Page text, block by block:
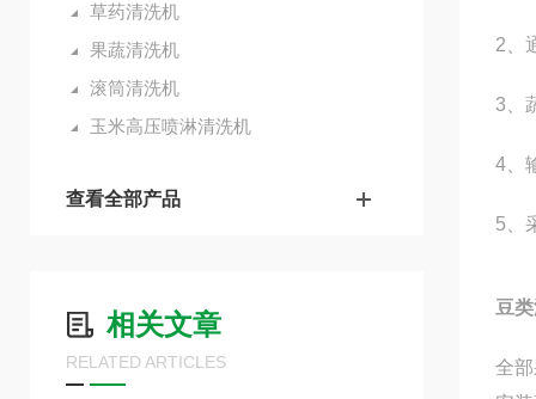
草药清洗机
果蔬清洗机
滚筒清洗机
玉米高压喷淋清洗机
查看全部产品
相关文章
RELATED ARTICLES
2、
3、
4、
5、
豆
全